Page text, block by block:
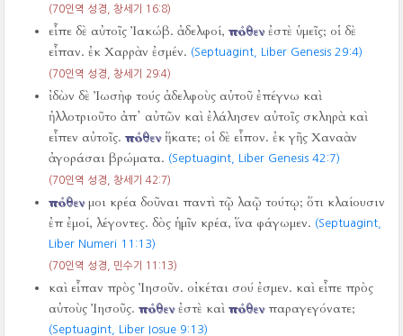
(70인역 성경, 창세기 16:8)
εἶπε δὲ αὐτοῖς Ἰακώβ. ἀδελφοί,πόθενἐστὲ ὑμεῖς; οἱ δὲ
εἶπαν. ἐκ Χαρρὰν ἐσμέν. (Septuagint, Liber Genesis 29:4)
(70인역 성경, 창세기 29:4)
ἰδὼν δὲ Ἰωσὴφ τούς ἀδελφοὺς αὐτοῦ ἐπέγνω καὶ
ἠλλοτριοῦτο ἀπ᾿ αὐτῶν καὶ ἐλάλησεν αὐτοῖς σκληρὰ καὶ
εἶπεν αὐτοῖς.πόθενἥκατε; οἱ δὲ εἶπον. ἐκ γῆς Χαναὰν
ἀγοράσαι βρώματα. (Septuagint, Liber Genesis 42:7)
(70인역 성경, 창세기 42:7)
πόθενμοι κρέα δοῦναι παντὶ τῷ λαῷ τούτῳ; ὅτι κλαίουσιν
ἐπ ἐμοί, λέγοντες. δὸς ἡμῖν κρέα, ἵνα φάγωμεν. (Septuagint,
Liber Numeri 11:13)
(70인역 성경, 민수기 11:13)
καὶ εἶπαν πρὸς Ἰησοῦν. οἰκέται σού ἐσμεν. καὶ εἶπε πρὸς
αὐτοὺς Ἰησοῦς.πόθενἐστὲ καὶπόθενπαραγεγόνατε;
(Septuagint, Liber Iosue 9:13)